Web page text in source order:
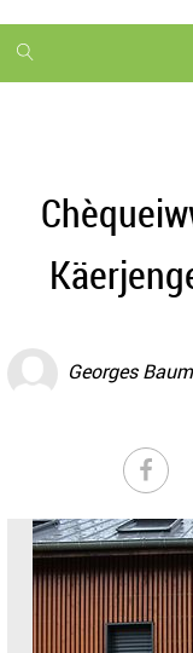
1
month
Georges